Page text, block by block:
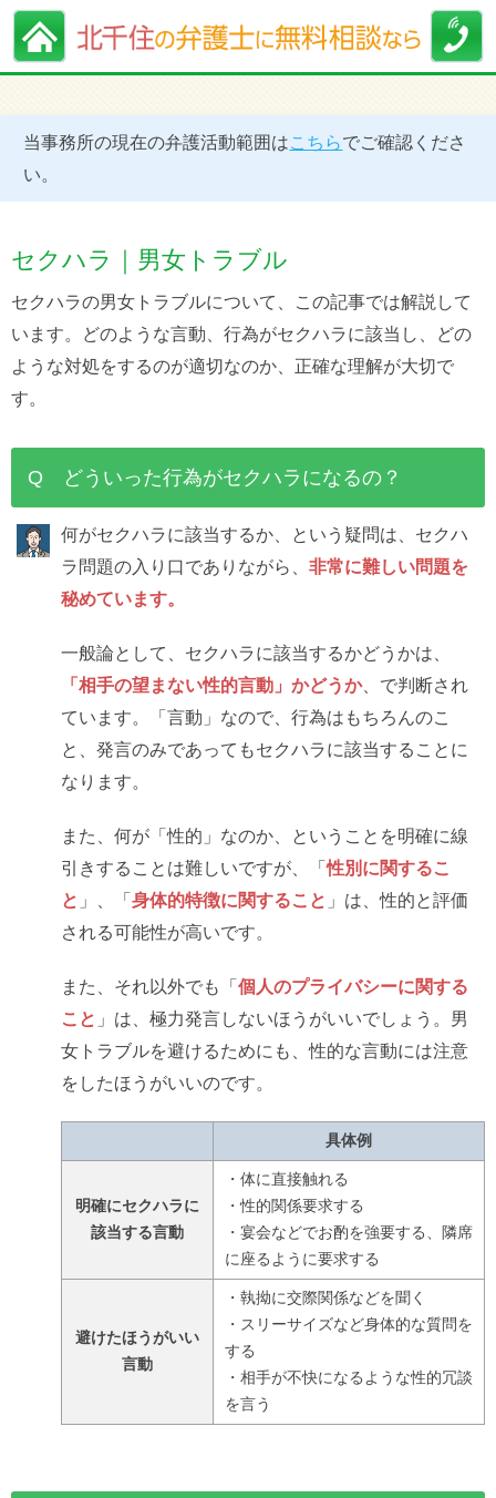
当事務所の現在の弁護活動範囲はこちらでご確認くださ
い。
セクハラ｜男女トラブル
セクハラの男女トラブルについて、この記事では解説して
います。どのような言動、行為がセクハラに該当し、どの
ような対処をするのが適切なのか、正確な理解が大切で
す。
Q どういった行為がセクハラになるの？
何がセクハラに該当するか、という疑問は、セクハ
ラ問題の入り口でありながら、 非常に難しい問題を
秘めています。
一般論として、セクハラに該当するかどうかは、
「相手の望まない性的言動」かどうか、で判断され
ています。「言動」なので、行為はもちろんのこ
と、発言のみであってもセクハラに該当することに
なります。
また、何が「性的」なのか、ということを明確に線
引きすることは難しいですが、「性別に関するこ
と 」、「身体的特徴に関すること 」は、性的と評価
される可能性が高いです。
また、それ以外でも「個人のプライバシーに関する
こと 」は、極力発言しないほうがいいでしょう。男
女トラブルを避けるためにも、性的な言動には注意
をしたほうがいいのです。
具体例
明確にセクハラに
該当する言動
・体に直接触れる
・性的関係要求する
・宴会などでお酌を強要する、隣席
に座るように要求する
避けたほうがいい
言動
・執拗に交際関係などを聞く
・スリーサイズなど身体的な質問を
する
・相手が不快になるような性的冗談
を言う